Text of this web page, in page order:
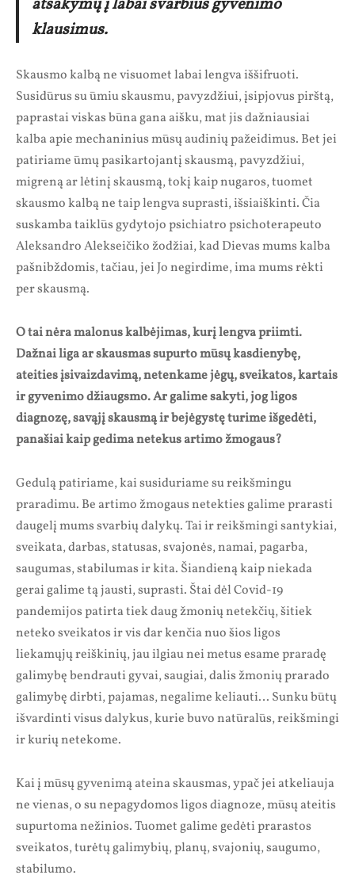
klausimus.
Skausmo kalbą ne visuomet labai lengva iššifruoti.
Susidūrus su ūmiu skausmu, pavyzdžiui, įsipjovus pirštą,
paprastai viskas būna gana aišku, mat jis dažniausiai
kalba apie mechaninius mūsų audinių pažeidimus. Bet jei
patiriame ūmų pasikartojantį skausmą, pavyzdžiui,
migreną ar lėtinį skausmą, tokį kaip nugaros, tuomet
skausmo kalbą ne taip lengva suprasti, išsiaiškinti. Čia
suskamba taiklūs gydytojo psichiatro psichoterapeuto
Aleksandro Alekseičiko žodžiai, kad Dievas mums kalba
pašnibždomis, tačiau, jei Jo negirdime, ima mums rėkti
per skausmą.
O tai nėra malonus kalbėjimas, kurį lengva priimti.
Dažnai liga ar skausmas supurto mūsų kasdienybę,
ateities įsivaizdavimą, netenkame jėgų, sveikatos, kartais
ir gyvenimo džiaugsmo. Ar galime sakyti, jog ligos
diagnozę, savąjį skausmą ir bejėgystę turime išgedėti,
panašiai kaip gedima netekus artimo žmogaus?
Gedulą patiriame, kai susiduriame su reikšmingu
praradimu. Be artimo žmogaus netekties galime prarasti
daugelį mums svarbių dalykų. Tai ir reikšmingi santykiai,
sveikata, darbas, statusas, svajonės, namai, pagarba,
saugumas, stabilumas ir kita. Šiandieną kaip niekada
gerai galime tą jausti, suprasti. Štai dėl Covid-19
pandemijos patirta tiek daug žmonių netekčių, šitiek
neteko sveikatos ir vis dar kenčia nuo šios ligos
liekamųjų reiškinių, jau ilgiau nei metus esame praradę
galimybę bendrauti gyvai, saugiai, dalis žmonių prarado
galimybę dirbti, pajamas, negalime keliauti… Sunku būtų
išvardinti visus dalykus, kurie buvo natūralūs, reikšmingi
ir kurių netekome.
Kai į mūsų gyvenimą ateina skausmas, ypač jei atkeliauja
ne vienas, o su nepagydomos ligos diagnoze, mūsų ateitis
supurtoma nežinios. Tuomet galime gedėti prarastos
sveikatos, turėtų galimybių, planų, svajonių, saugumo,
stabilumo.